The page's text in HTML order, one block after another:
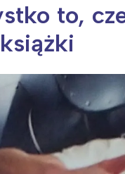
i jej płatki
to,